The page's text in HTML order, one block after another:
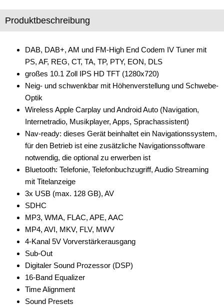
Produktbeschreibung
DAB, DAB+, AM und FM-High End Codem IV Tuner mit
PS, AF, REG, CT, TA, TP, PTY, EON, DLS
großes 10.1 Zoll IPS HD TFT (1280x720)
Neig- und schwenkbar mit Höhenverstellung und Schwebe-
Optik
Wireless Apple Carplay und Android Auto (Navigation,
Internetradio, Musikplayer, Apps, Sprachassistent)
Nav-ready: dieses Gerät beinhaltet ein Navigationssystem,
für den Betrieb ist eine zusätzliche Navigationssoftware
notwendig, die optional zu erwerben ist
Bluetooth: Telefonie, Telefonbuchzugriff, Audio Streaming
mit Titelanzeige
3x USB (max. 128 GB), AV
SDHC
MP3, WMA, FLAC, APE, AAC
MP4, AVI, MKV, FLV, MWV
4-Kanal 5V Vorverstärkerausgang
Sub-Out
Digitaler Sound Prozessor (DSP)
16-Band Equalizer
Time Alignment
Sound Presets